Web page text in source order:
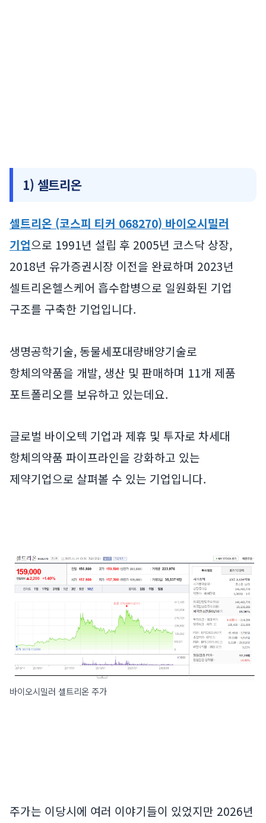
1) 셀트리온
셀트리온 (코스피 티커 068270) 바이오시밀러
기업으로 1991년 설립 후 2005년 코스닥 상장,
2018년 유가증권시장 이전을 완료하며 2023년
셀트리온헬스케어 흡수합병으로 일원화된 기업
구조를 구축한 기업입니다.
생명공학기술, 동물세포대량배양기술로
항체의약품을 개발, 생산 및 판매하며 11개 제품
포트폴리오를 보유하고 있는데요.
글로벌 바이오텍 기업과 제휴 및 투자로 차세대
항체의약품 파이프라인을 강화하고 있는
제약기업으로 살펴볼 수 있는 기업입니다.
바이오시밀러 셀트리온 주가
주가는 이당시에 여러 이야기들이 있었지만 2026년